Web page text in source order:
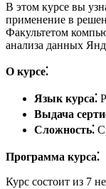
В этом курсе вы
применение в
Факультетом
анализа данных
О курсе⁚
Язык курса⁚
Выдача
Сложность⁚
Программа курса⁚
Курс состоит из 7